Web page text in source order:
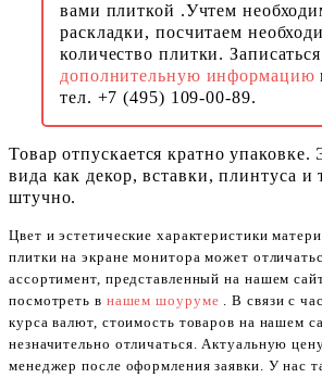
вами плиткой .Учтем
раскладки, посчитаем
количество плитки.
дополнительную информацию
тел. +7 (495) 109-00-89.
Товар отпускается кратно упаковке.
вида как декор, вставки, плинтуса и
штучно.
Цвет и эстетические характеристики
плитки на экране монитора может
ассортимент, представленный на нашем
посмотреть в нашем шоуруме . В связи с
курса валют, стоимость товаров на нашем
незначительно отличаться. Актуальную
менеджер после оформления заявки. У нас